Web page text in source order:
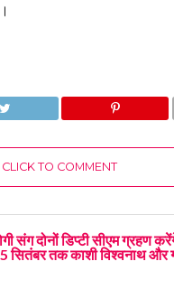
CLICK TO COMMENT
संग दोनों डिप्टी सीएम ग्रहण
सितंबर तक काशी विश्वनाथ और